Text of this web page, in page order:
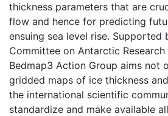
thickness parameters that are
flow and hence for predicting
ensuing sea level rise. Supported
Committee on Antarctic Research
Bedmap3 Action Group aims not
gridded maps of ice thickness
the international scientific
standardize and make available